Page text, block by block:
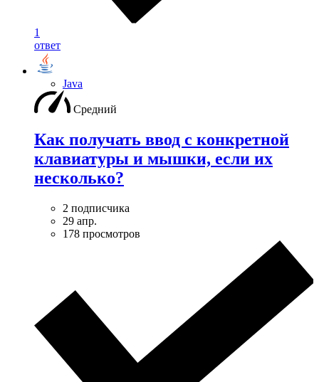
1
ответ
Java
Средний
Как получать ввод с конкретной
клавиатуры и мышки, если их
несколько?
2 подписчика
29 апр.
178 просмотров